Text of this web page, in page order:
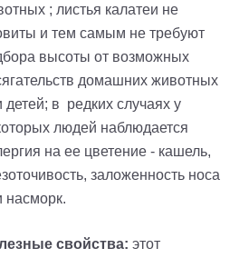
; листья калатеи не
и тем самым не требуют
высоты от возможных
домашних животных
детей; в редких случаях у
людей наблюдается
на ее цветение - кашель,
заложенность носа
насморк.
свойства: этот